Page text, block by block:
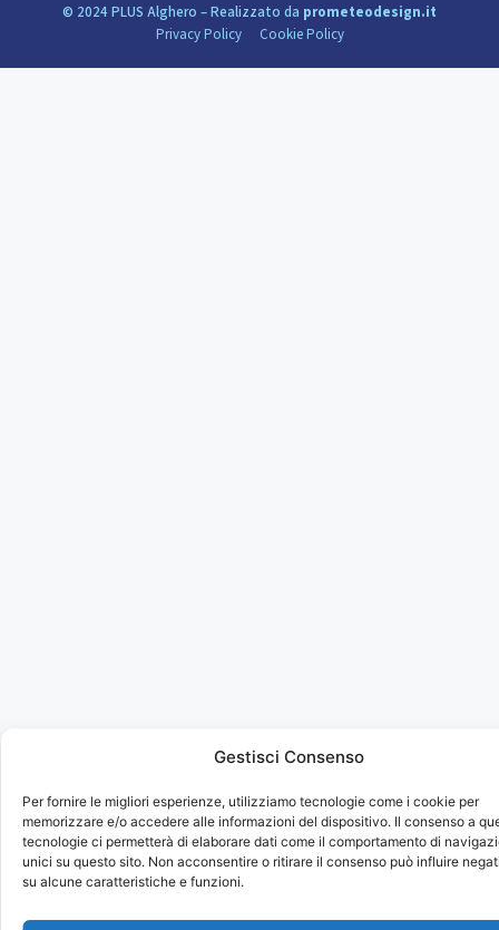
Gestisci Consenso
Per fornire le migliori esperienze, utilizziamo tecnologie come i cookie per
memorizzare e/o accedere alle informazioni del dispositivo. Il consenso a
tecnologie ci permetterà di elaborare dati come il comportamento di
unici su questo sito. Non acconsentire o ritirare il consenso può influire
su alcune caratteristiche e funzioni.
© 2024 PLUS Alghero – Realizzato da prometeodesign.it
Privacy Policy
Cookie Policy